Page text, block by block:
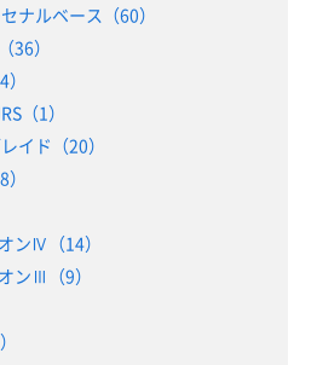
ナルベース（60）
36）
（1）
イド（20）
ンⅣ（14）
ンⅢ（9）